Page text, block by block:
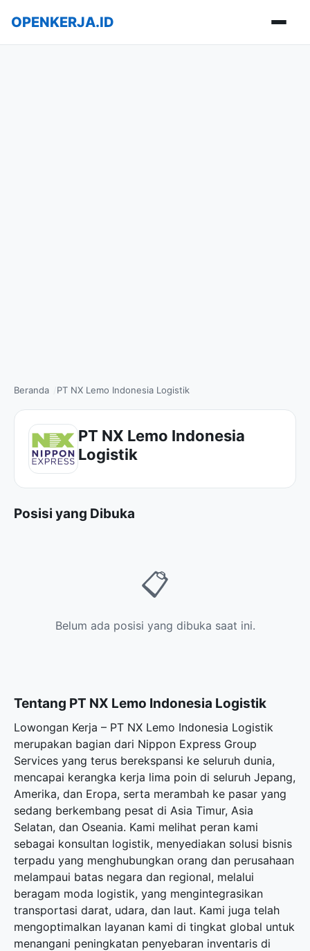
OPENKERJA.ID
Beranda PT NX Lemo Indonesia Logistik
PT NX Lemo Indonesia
Logistik
Posisi yang Dibuka
📋
Belum ada posisi yang dibuka saat ini.
Tentang PT NX Lemo Indonesia Logistik
Lowongan Kerja – PT NX Lemo Indonesia Logistik
merupakan bagian dari Nippon Express Group
Services yang terus berekspansi ke seluruh dunia,
mencapai kerangka kerja lima poin di seluruh Jepang,
Amerika, dan Eropa, serta merambah ke pasar yang
sedang berkembang pesat di Asia Timur, Asia
Selatan, dan Oseania. Kami melihat peran kami
sebagai konsultan logistik, menyediakan solusi bisnis
terpadu yang menghubungkan orang dan perusahaan
melampaui batas negara dan regional, melalui
beragam moda logistik, yang mengintegrasikan
transportasi darat, udara, dan laut. Kami juga telah
mengoptimalkan layanan kami di tingkat global untuk
menangani peningkatan penyebaran inventaris di